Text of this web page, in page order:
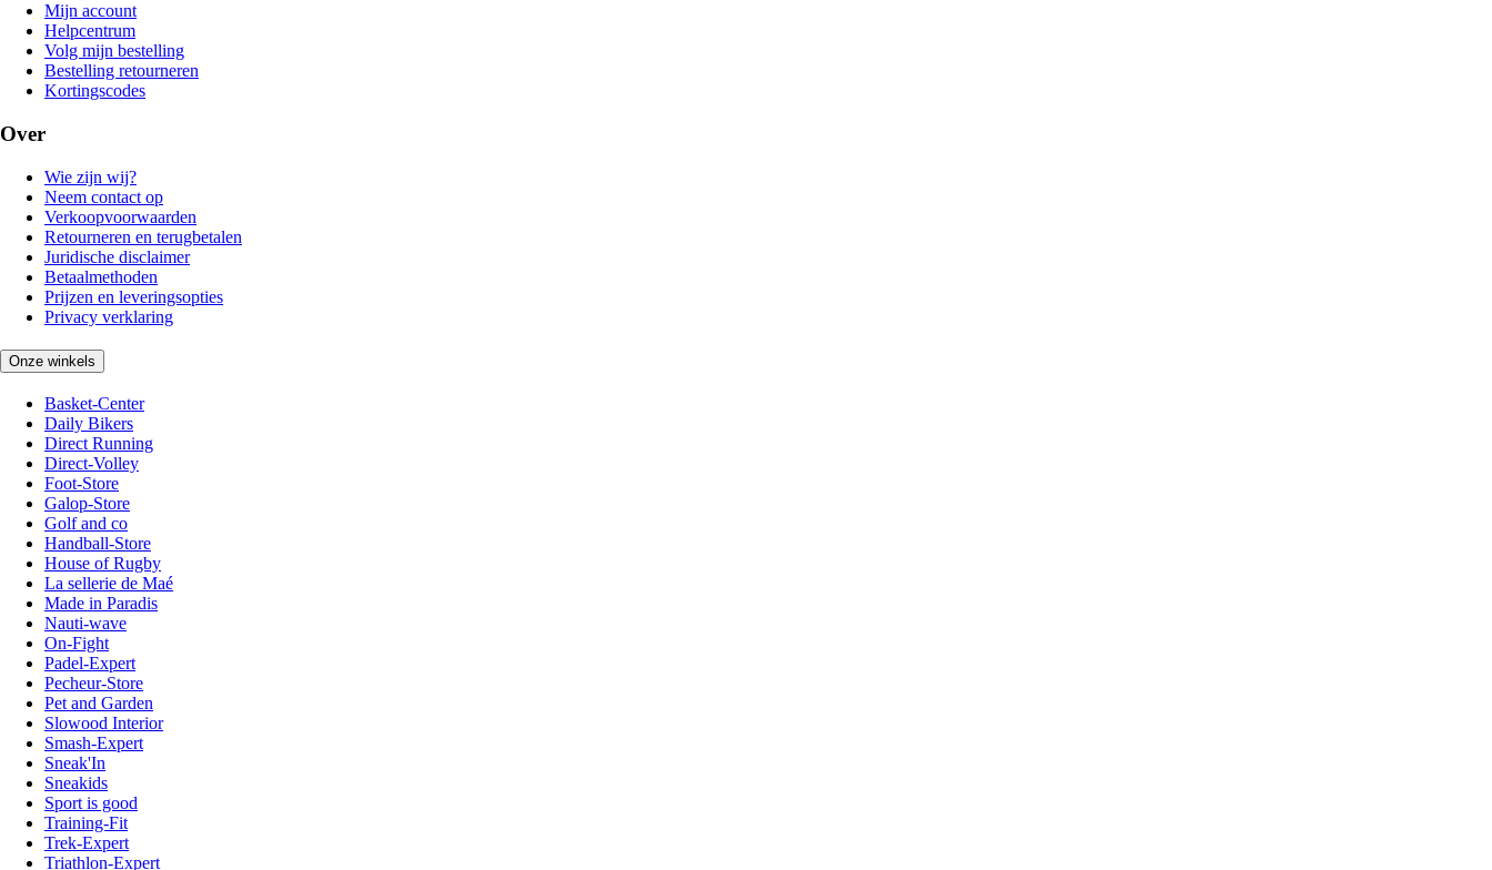
Mijn account
Helpcentrum
Volg mijn bestelling
Bestelling retourneren
Kortingscodes
Over
Wie zijn wij?
Neem contact op
Verkoopvoorwaarden
Retourneren en terugbetalen
Juridische disclaimer
Betaalmethoden
Prijzen en leveringsopties
Privacy verklaring
Onze winkels
Basket-Center
Daily Bikers
Direct Running
Direct-Volley
Foot-Store
Galop-Store
Golf and co
Handball-Store
House of Rugby
La sellerie de Maé
Made in Paradis
Nauti-wave
On-Fight
Padel-Expert
Pecheur-Store
Pet and Garden
Slowood Interior
Smash-Expert
Sneak'In
Sneakids
Sport is good
Training-Fit
Trek-Expert
Triathlon-Expert